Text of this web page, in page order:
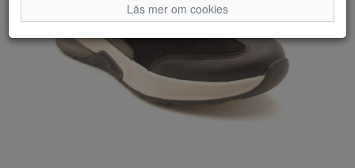
Läs mer om cookies